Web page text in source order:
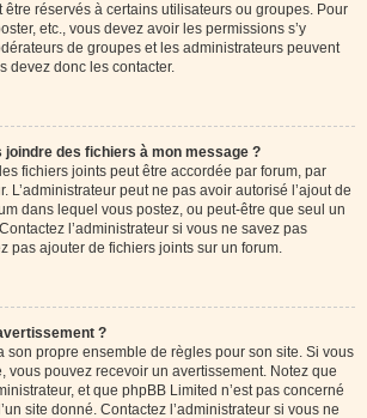
réservés à certains utilisateurs ou groupes. Pour
etc., vous devez avoir les permissions s’y
de groupes et les administrateurs peuvent
devez donc les contacter.
joindre des fichiers à mon message ?
fichiers joints peut être accordée par forum, par
L’administrateur peut ne pas avoir autorisé l’ajout de
dans lequel vous postez, ou peut-être que seul un
l’administrateur si vous ne savez pas
pas ajouter de fichiers joints sur un forum.
?
son propre ensemble de règles pour son site. Si vous
vous pouvez recevoir un avertissement. Notez que
et que phpBB Limited n’est pas concerné
site donné. Contactez l’administrateur si vous ne